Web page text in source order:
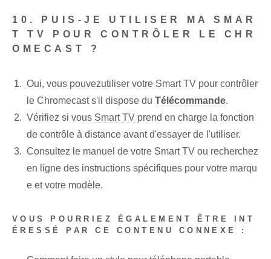
10. PUIS-JE UTILISER MA SMAR
T TV POUR CONTRÔLER LE CHR
OMECAST ?
Oui, vous pouvez‌utiliser votre Smart TV‍ pour contrôler
le Chromecast s'il dispose du Télécommande.
Vérifiez si vous Smart TV prend en charge la fonction
de contrôle à distance avant d'essayer de l'utiliser.
Consultez le manuel de votre Smart TV ou recherchez
en ligne des instructions spécifiques pour votre marqu
e⁤ et votre modèle.
VOUS POURRIEZ ÉGALEMENT ÊTRE INT
ÉRESSÉ PAR CE CONTENU CONNEXE :